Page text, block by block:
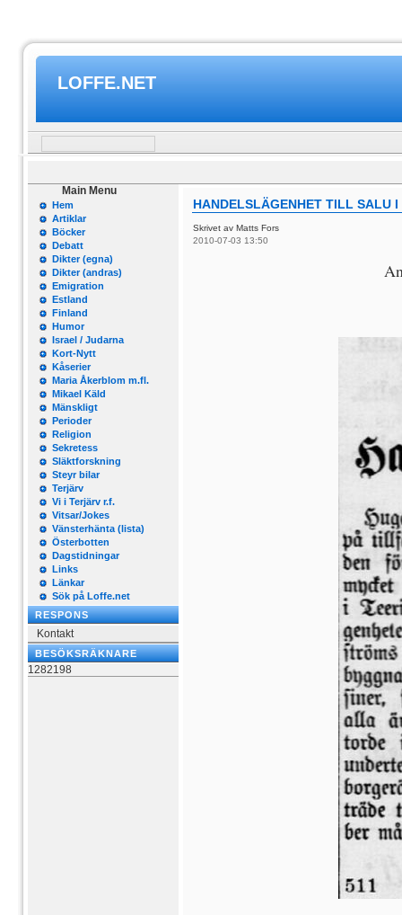
LOFFE.NET
Main Menu
Hem
Artiklar
Böcker
Debatt
Dikter (egna)
Dikter (andras)
Emigration
Estland
Finland
Humor
Israel / Judarna
Kort-Nytt
Kåserier
Maria Åkerblom m.fl.
Mikael Käld
Mänskligt
Perioder
Religion
Sekretess
Släktforskning
Steyr bilar
Terjärv
Vi i Terjärv r.f.
Vitsar/Jokes
Vänsterhänta (lista)
Österbotten
Dagstidningar
Links
Länkar
Sök på Loffe.net
RESPONS
Kontakt
BESÖKSRÄKNARE
1282198
HANDELSLÄGENHET TILL SALU I
Skrivet av Matts Fors
2010-07-03 13:50